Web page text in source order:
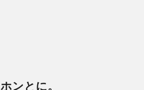
ホンとに。